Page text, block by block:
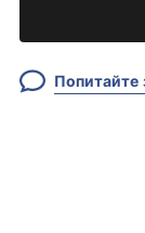
Попитайте